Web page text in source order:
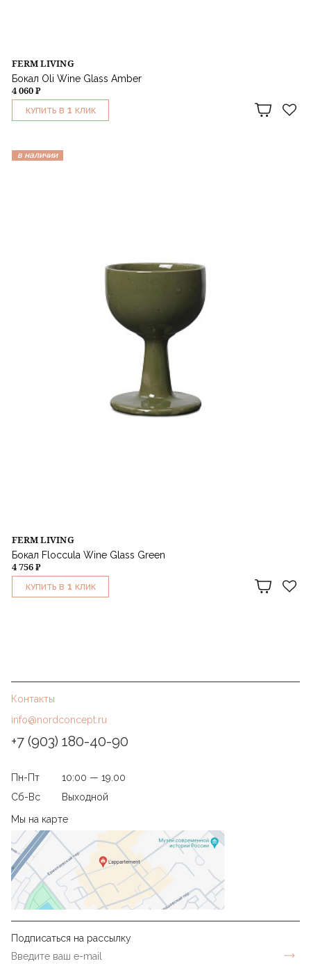
FERM LIVING
Бокал Oli Wine Glass Amber
4 060 ₽
КУПИТЬ В 1 КЛИК
в наличии
FERM LIVING
Бокал Floccula Wine Glass Green
4 756 ₽
КУПИТЬ В 1 КЛИК
Контакты
info@nordconcept.ru
+7 (903) 180-40-90
Пн-Пт
10:00 — 19.00
Сб-Вс
Выходной
Мы на карте
Подписаться на рассылку